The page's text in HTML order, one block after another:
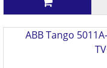
ABB Tango